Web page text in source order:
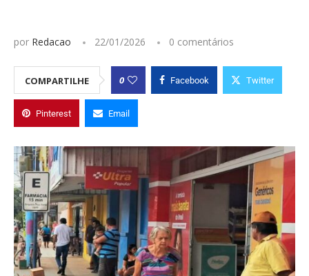
por Redacao 22/01/2026 0 comentários
COMPARTILHE 0 Facebook Twitter
Pinterest Email